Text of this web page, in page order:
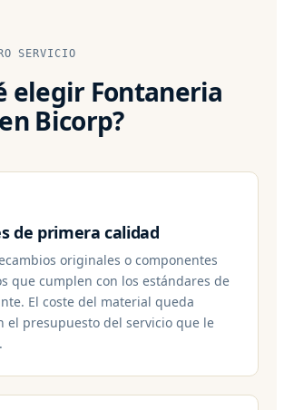
SERVICIO
elegir Fontaneria
Bicorp?
de primera calidad
originales o componentes
que cumplen con los estándares de
El coste del material queda
el presupuesto del servicio que le